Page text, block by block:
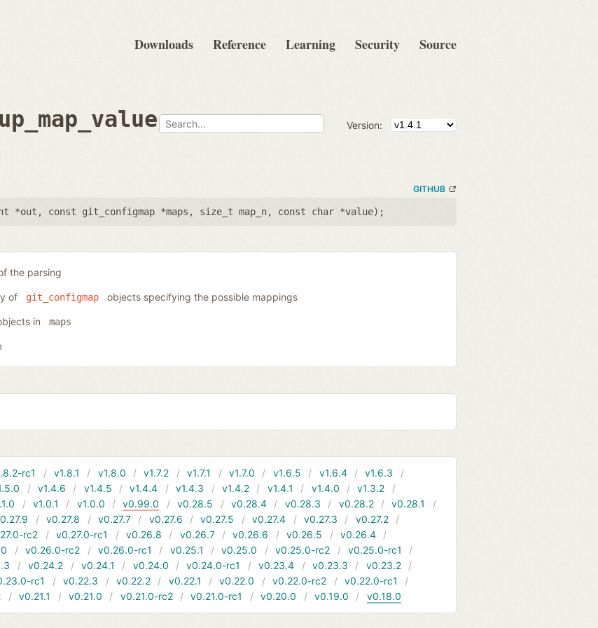
Downloads Reference Learning Security Source
Version:
GITHUB
*out , const git_configmap *maps , size_t map_n, const char *value);
the parsing
of git_configmap objects specifying the possible mappings
in maps
rc1 v1.8.1 v1.8.0 v1.7.2 v1.7.1 v1.7.0 v1.6.5 v1.6.4
v1.6.3
v1.4.6 v1.4.5 v1.4.4 v1.4.3 v1.4.2 v1.4.1 v1.4.0
v1.3.2
v1.0.1 v1.0.0 v0.99.0 v0.28.5 v0.28.4 v0.28.3 v0.28.2
v0.28.1
v0.27.8 v0.27.7 v0.27.6 v0.27.5 v0.27.4 v0.27.3
v0.27.2
rc2 v0.27.0-rc1 v0.26.8 v0.26.7 v0.26.6 v0.26.5
v0.26.4
v0.26.0-rc2 v0.26.0-rc1 v0.25.1 v0.25.0 v0.25.0-rc2
v0.25.0-rc1
v0.24.2 v0.24.1 v0.24.0 v0.24.0-rc1 v0.23.4 v0.23.3
v0.23.2
rc1 v0.22.3 v0.22.2 v0.22.1 v0.22.0 v0.22.0-rc2
v0.22.0-rc1
v0.21.1 v0.21.0 v0.21.0-rc2 v0.21.0-rc1 v0.20.0 v0.19.0 v0.18.0